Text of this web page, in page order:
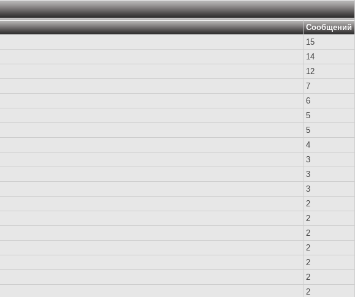
Сообщений
15
14
12
7
6
5
5
4
3
3
3
2
2
2
2
2
2
2